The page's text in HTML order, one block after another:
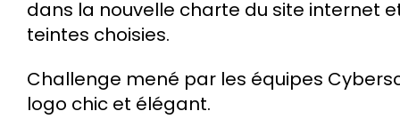
dans la nouvelle charte du site internet
teintes choisies.
Challenge mené par les équipes
logo chic et élégant.